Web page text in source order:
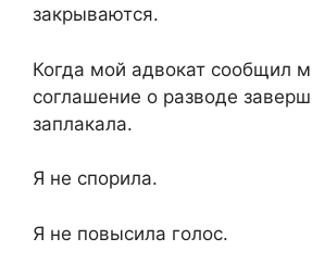
закрываются.
Когда мой адвокат сообщил
соглашение о разводе
заплакала.
Я не спорила.
Я не повысила голос.